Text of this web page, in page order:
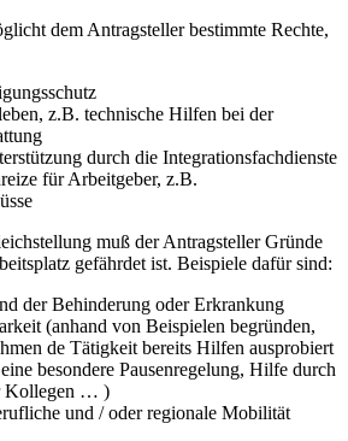
dem Antragsteller bestimmte Rechte,
z.B. technische Hilfen bei der
durch die Integrationsfachdienste
für Arbeitgeber, z.B.
muß der Antragsteller Gründe
gefährdet ist. Beispiele dafür sind:
der Behinderung oder Erkrankung
(anhand von Beispielen begründen,
de Tätigkeit bereits Hilfen ausprobiert
besondere Pausenregelung, Hilfe durch
Kollegen … )
und / oder regionale Mobilität